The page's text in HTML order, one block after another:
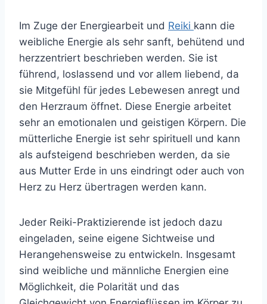
Im Zuge der Energiearbeit und Reiki kann die
weibliche Energie als sehr sanft, behütend und
herzzentriert beschrieben werden. Sie ist
führend, loslassend und vor allem liebend, da
sie Mitgefühl für jedes Lebewesen anregt und
den Herzraum öffnet. Diese Energie arbeitet
sehr an emotionalen und geistigen Körpern. Die
mütterliche Energie ist sehr spirituell und kann
als aufsteigend beschrieben werden, da sie
aus Mutter Erde in uns eindringt oder auch von
Herz zu Herz übertragen werden kann.
Jeder Reiki-Praktizierende ist jedoch dazu
eingeladen, seine eigene Sichtweise und
Herangehensweise zu entwickeln. Insgesamt
sind weibliche und männliche Energien eine
Möglichkeit, die Polarität und das